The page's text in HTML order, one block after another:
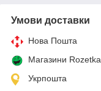
Умови доставки
Нова Пошта
Магазини Rozetka
Укрпошта